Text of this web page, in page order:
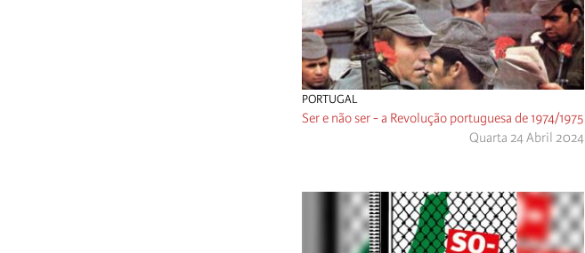
PORTUGAL
Ser e não ser - a Revolução portuguesa de 1974/1975
Quarta 24 Abril 2024